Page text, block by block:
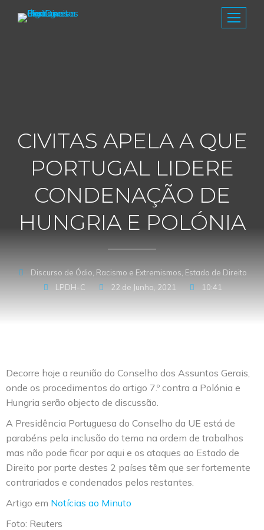
CIVITAS APELA A QUE
PORTUGAL LIDERE
CONDENAÇÃO DE
HUNGRIA E POLÓNIA
Discurso de Ódio, Racismo e Extremismos Estado de Direito
LPDH-C
22 de Junho, 2021 10:41
Decorre hoje a reunião do Conselho dos Assuntos Gerais,
onde os procedimentos do artigo 7.º contra a Polónia e
Hungria serão objecto de discussão.
A Presidência Portuguesa do Conselho da UE está de
parabéns pela inclusão do tema na ordem de trabalhos
mas não pode ficar por aqui e os ataques ao Estado de
Direito por parte destes 2 países têm que ser fortemente
contrariados e condenados pelos restantes.
Artigo em Notícias ao Minuto
Foto: Reuters